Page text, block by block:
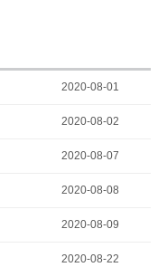
2020-08-01
2020-08-02
2020-08-07
2020-08-08
2020-08-09
2020-08-22